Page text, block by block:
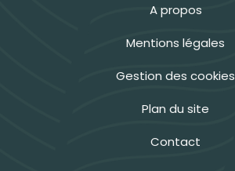
A propos
Mentions légales
Gestion des cookies
Plan du site
Contact